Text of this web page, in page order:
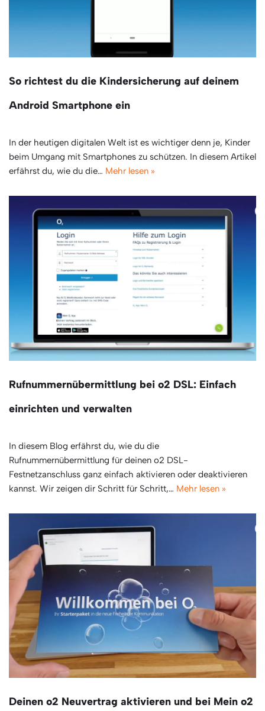
So richtest du die Kindersicherung auf deinem
Android Smartphone ein
In der heutigen digitalen Welt ist es wichtiger denn je, Kinder
beim Umgang mit Smartphones zu schützen. In diesem Artikel
erfährst du, wie du die… Mehr lesen »
Rufnummernübermittlung bei o2 DSL: Einfach
einrichten und verwalten
In diesem Blog erfährst du, wie du die
Rufnummernübermittlung für deinen o2 DSL-
Festnetzanschluss ganz einfach aktivieren oder deaktivieren
kannst. Wir zeigen dir Schritt für Schritt,… Mehr lesen »
Deinen o2 Neuvertrag aktivieren und bei Mein o2